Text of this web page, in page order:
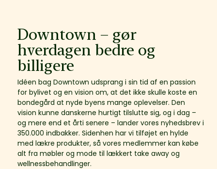
Downtown ­– gør
hverdagen bedre og
billigere
Idéen bag Downtown udsprang i sin tid af en passion
for bylivet og en vision om, at det ikke skulle koste en
bondegård at nyde byens mange oplevelser. Den
vision kunne danskerne hurtigt tilslutte sig, og i dag –
og mere end et årti senere – lander vores nyhedsbrev i
350.000 indbakker. Sidenhen har vi tilføjet en hylde
med lækre produkter, så vores medlemmer kan købe
alt fra møbler og mode til lækkert take away og
wellnessbehandlinger.